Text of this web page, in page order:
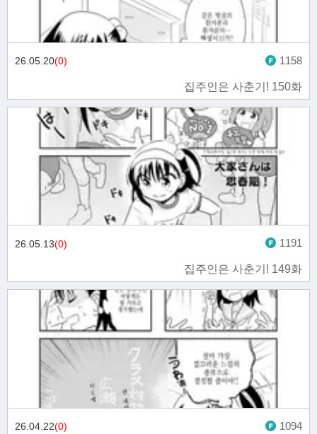
집주인은 사춘기! 150화
26.05.20(0) 1158
집주인은 사춘기! 149화
26.05.13(0) 1191
26.04.22(0) 1094